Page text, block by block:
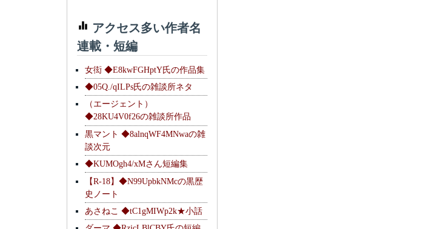
アクセス多い作者名
連載・短編
女衒 ◆E8kwFGHptY氏の作品集
◆05Q./qILPs氏の雑談所ネタ
（エージェント）
◆28KU4V0f26の雑談所作品
黒マント ◆8alnqWF4MNwaの雑
談次元
◆KUMOgh4/xMさん短編集
【R-18】◆N99UpbkNMcの黒歴
史ノート
あさねこ ◆tC1gMIWp2k★小話